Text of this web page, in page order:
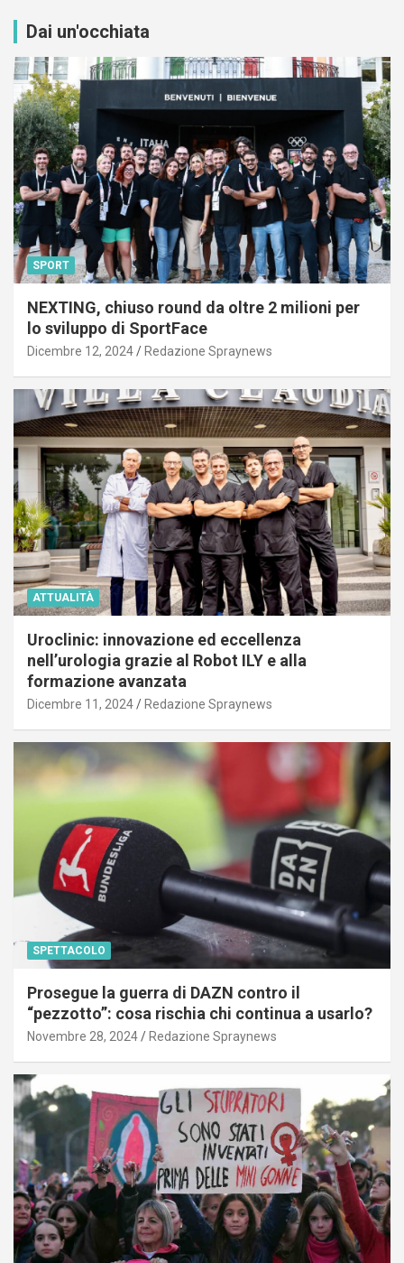
Dai un'occhiata
SPORT
NEXTING, chiuso round da oltre 2 milioni per
lo sviluppo di SportFace
Dicembre 12, 2024 Redazione Spraynews
ATTUALITÀ
Uroclinic: innovazione ed eccellenza
nell’urologia grazie al Robot ILY e alla
formazione avanzata
Dicembre 11, 2024 Redazione Spraynews
SPETTACOLO
Prosegue la guerra di DAZN contro il
“pezzotto”: cosa rischia chi continua a usarlo?
Novembre 28, 2024 Redazione Spraynews